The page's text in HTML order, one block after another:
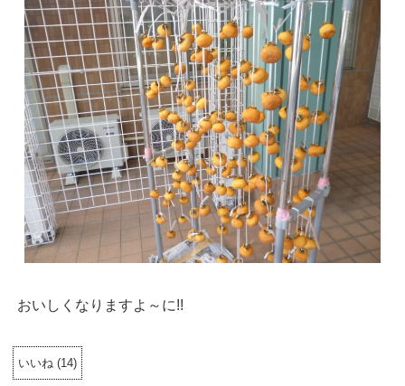
おいしくなりますよ～に!!
いいね (14)